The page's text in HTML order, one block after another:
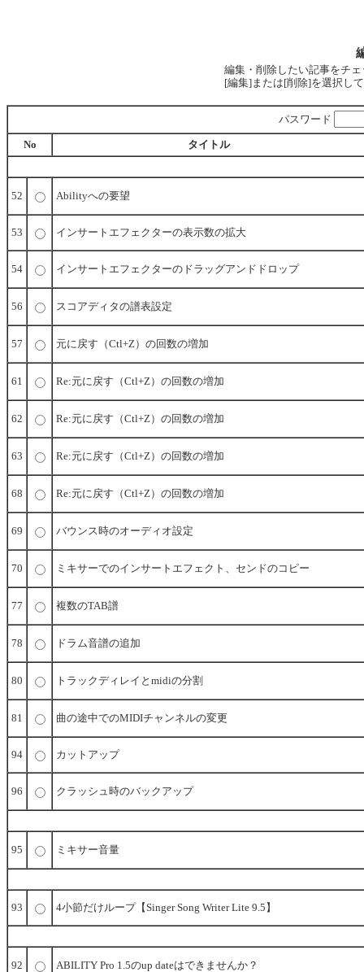
編集・削除したい記事をチ
[編集]または[削除]を選択し
パスワード
No タイトル
52 Abilityへの要望
53 インサートエフェクターの表示数の拡大
54 インサートエフェクターのドラッグアンドドロップ
56 スコアディタの譜表設定
57 元に戻す（Ctl+Z）の回数の増加
61 Re:元に戻す（Ctl+Z）の回数の増加
62 Re:元に戻す（Ctl+Z）の回数の増加
63 Re:元に戻す（Ctl+Z）の回数の増加
68 Re:元に戻す（Ctl+Z）の回数の増加
69 バウンス時のオーディオ設定
70 ミキサーでのインサートエフェクト、センドのコピー
77 複数のTAB譜
78 ドラム音譜の追加
80 トラックディレイとmidiの分割
81 曲の途中でのMIDIチャンネルの変更
94 カットアップ
96 クラッシュ時のバックアップ
95 ミキサー音量
93 4小節だけループ【Singer Song Writer Lite 9.5】
92 ABILITY Pro 1.5のup dateはできませんか？